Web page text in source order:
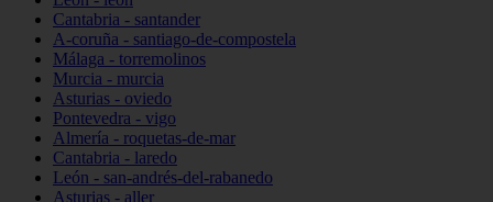
Cantabria - santander
A-coruña - santiago-de-compostela
Málaga - torremolinos
Murcia - murcia
Asturias - oviedo
Pontevedra - vigo
Almería - roquetas-de-mar
Cantabria - laredo
León - san-andrés-del-rabanedo
Asturias - aller